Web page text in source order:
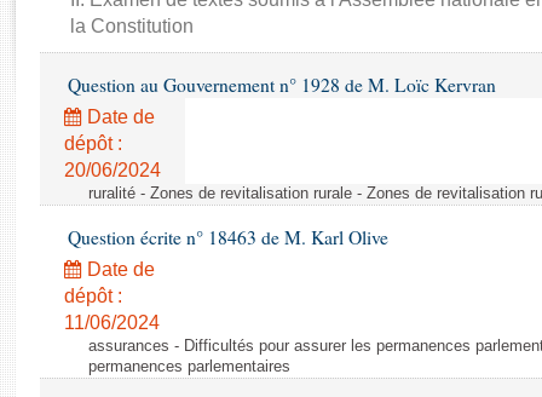
Rapports d'enquête
Rapports législatifs
Baromètre de l’application des lois
Dossiers législatifs
Budget et sécurité sociale
la Constitution
Question au Gouvernement n° 1928 de M. Loïc Kervran
Date de
dépôt :
20/06/2024
ruralité - Zones de revitalisation rurale - Zones de revitalisation
Question écrite n° 18463 de M. Karl Olive
Date de
dépôt :
11/06/2024
assurances - Difficultés pour assurer les permanences
permanences parlementaires